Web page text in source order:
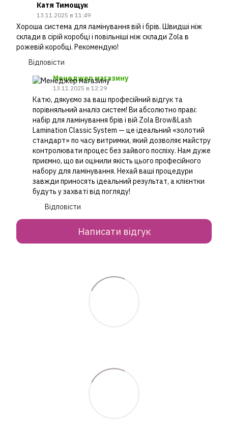
Катя Тимощук
13.11.2025 в 11:49
Хороша система для ламінування вій і брів. Швидші ніж
склади в сірій коробці і повільніші ніж склади Zola в
рожевій коробці. Рекомендую!
Відповісти
Менеджер магазину
13.11.2025 в 12:29
Катю, дякуємо за ваш професійний відгук та
порівняльний аналіз систем! Ви абсолютно праві:
набір для ламінування брів і вій Zola Brow&Lash
Lamination Classic System — це ідеальний «золотий
стандарт» по часу витримки, який дозволяє майстру
контролювати процес без зайвого поспіху. Нам дуже
приємно, що ви оцінили якість цього професійного
набору для ламінування. Нехай ваші процедури
завжди приносять ідеальний результат, а клієнтки
будуть у захваті від погляду!
Відповісти
Написати відгук